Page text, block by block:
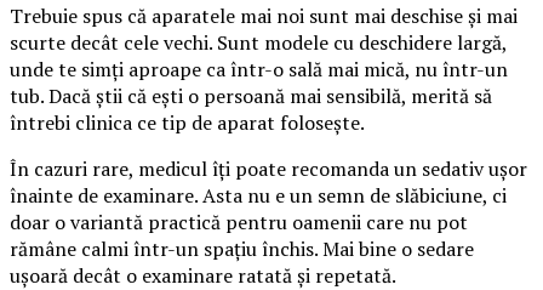
Trebuie spus că aparatele mai noi sunt mai deschise și mai
scurte decât cele vechi. Sunt modele cu deschidere largă,
unde te simți aproape ca într-o sală mai mică, nu într-un
tub. Dacă știi că ești o persoană mai sensibilă, merită să
întrebi clinica ce tip de aparat folosește.
În cazuri rare, medicul îți poate recomanda un sedativ ușor
înainte de examinare. Asta nu e un semn de slăbiciune, ci
doar o variantă practică pentru oamenii care nu pot
rămâne calmi într-un spațiu închis. Mai bine o sedare
ușoară decât o examinare ratată și repetată.